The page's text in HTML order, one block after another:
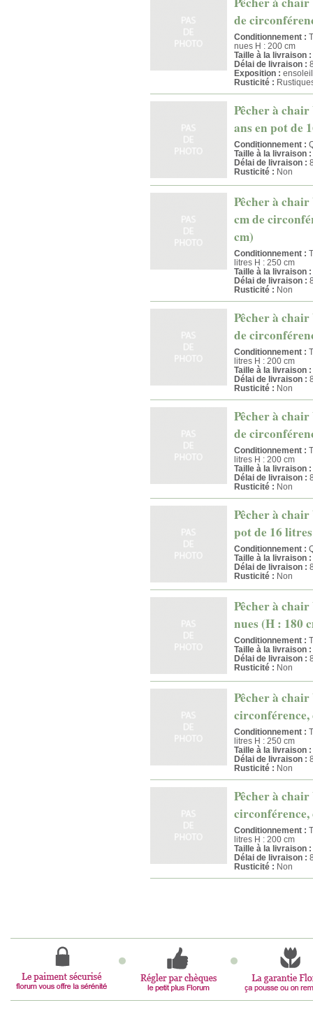
de
Conditionnement :
nues H : 200 cm
Taille à la livraison :
Délai de livraison :
Exposition :
Rusticité :
Pêcher à
ans en pot de
Conditionnement :
Taille à la livraison :
Délai de livraison :
Rusticité : Non
Pêcher à
cm de
cm)
Conditionnement :
litres H : 250 cm
Taille à la livraison :
Délai de livraison :
Rusticité : Non
Pêcher à
de
Conditionnement :
litres H : 200 cm
Taille à la livraison :
Délai de livraison :
Rusticité : Non
Pêcher à
de
Conditionnement :
litres H : 200 cm
Taille à la livraison :
Délai de livraison :
Rusticité : Non
Pêcher à
pot de 16
Conditionnement :
Taille à la livraison :
Délai de livraison :
Rusticité : Non
Pêcher à
nues (H : 180
Conditionnement :
Taille à la livraison :
Délai de livraison :
Rusticité : Non
Pêcher à
circonférence,
Conditionnement :
litres H : 250 cm
Taille à la livraison :
Délai de livraison :
Rusticité : Non
Pêcher à
circonférence,
Conditionnement :
litres H : 200 cm
Taille à la livraison :
Délai de livraison :
Rusticité : Non